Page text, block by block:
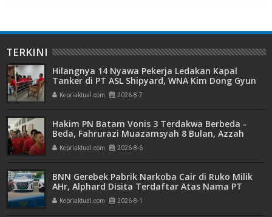
TERKINI
Hilangnya 14 Nyawa Pekerja Ledakan Kapal
Tanker di PT ASL Shipyard, WNA Kim Dong Gyun
Hanya Dituntut 1 Tahun 6 Bulan
Kepriaktual.com 2026-8-7
Hakim PN Batam Vonis 3 Terdakwa Berbeda -
Beda, Fahrurazi Muazamsyah 8 Bulan, Azzah
Azzurah dan Risma Divonis 2 Tahun 6 Bulan
Kepriaktual.com 2026-8-6
BNN Gerebek Pabrik Narkoba Cair di Ruko Milik
AHr, Alphard Disita Terdaftar Atas Nama PT
Mitra Usaha Properti
Kepriaktual.com 2026-8-1